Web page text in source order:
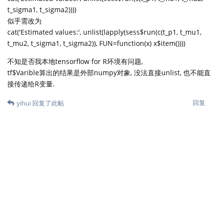
t_sigma1, t_sigma2))))
似乎需改为
cat('Estimated values:', unlist(lapply(sess$run(c(t_p1, t_mu1,
t_mu2, t_sigma1, t_sigma2)), FUN=function(x) x$item())))
不知是否我本地tensorflow for R环境有问题,
tf$Varible算出的结果是外部numpy对象, 没法直接unlist, 也不能直
接传递给R变量.
回复
yihui 回复了此帖